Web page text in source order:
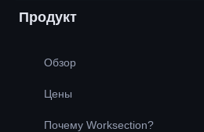
Продукт
Обзор
Цены
Почему Worksection?